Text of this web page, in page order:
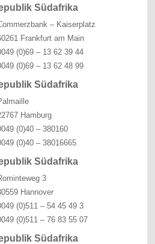
Südafrika
– Kaiserplatz
Frankfurt am Main
(0)69 – 13 62 39 44
(0)69 – 13 62 48 99
Südafrika
Hamburg
(0)40 – 380160
(0)40 – 38016665
Südafrika
3
Hannover
(0)511 – 54 45 49 3
(0)511 – 76 83 55 07
Südafrika